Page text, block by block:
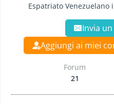
Espatriato Venezuelano
Invia
Aggiungi ai miei
Forum
21